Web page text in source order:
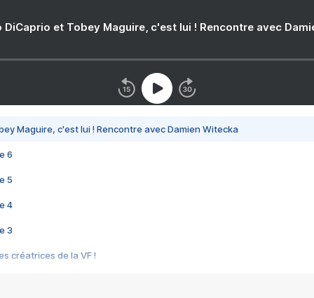
DiCaprio et Tobey Maguire, c'est lui ! Rencontre avec
Maguire, c'est lui ! Rencontre avec Damien Witecka
6
5
4
3
créatrices de la VF !